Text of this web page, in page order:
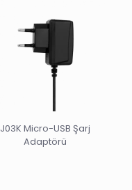
J03K Micro-USB Şarj
Adaptörü